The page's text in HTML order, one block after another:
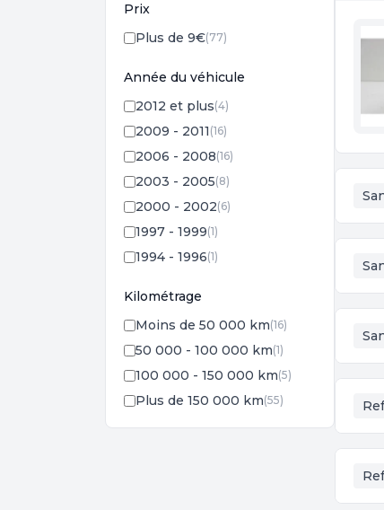
Prix
Plus de 9€(77)
Année du véhicule
2012 et plus(4)
2009 - 2011 (16)
2006 - 2008(16)
2003 - 2005(8)
2000 - 2002(6)
1997 - 1999(1)
1994 - 1996(1)
Kilométrage
Moins de 50 000 km(16)
50 000 - 100 000 km(1)
100 000 - 150 000 km(5)
Plus de 150 000 km(55)